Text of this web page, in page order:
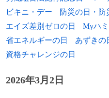
東端までの
間20哩長距離
う言葉を使った
1907年
小学校令が改正
2006年）
1916年 小沼文彦、ロシ
1917年 秋山長造、政治
2002年
トマス・フラ
（* 1923年）
2004年 仲住芳雄、騎手
ビキニ・デー
防災の日・防
エイズ差別ゼロの日
Myハ
省エネルギーの日
あずきの
資格チャレンジの日
2026年3月2日